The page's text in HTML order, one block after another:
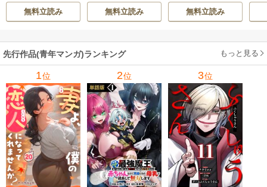
たので、外れスキ
ル【テイム】を駆
してみた
可也
無料立読み
無料立読み
フは不要と勇者パ
ーティーを追い出
魔王軍の最高幹部
に迎えられる～
ル／SBクリエイテ
ィブ刊）/蚕堂j1
六/ユウヒ
無料立読み
Ａ
先行作品(青年マンガ)ランキング もっと見る
1位 2位 3位